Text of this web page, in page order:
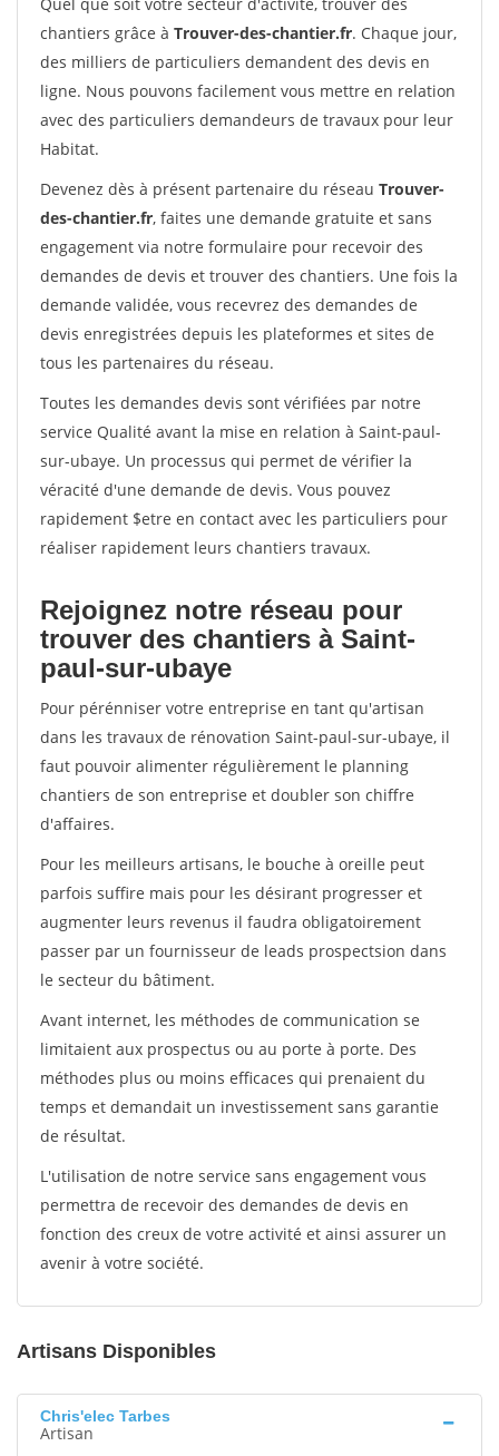
chantiers grâce à Trouver-des-chantier.fr. Chaque jour,
des milliers de particuliers demandent des devis en
ligne. Nous pouvons facilement vous mettre en relation
avec des particuliers demandeurs de travaux pour leur
Habitat.
Devenez dès à présent partenaire du réseau Trouver-
des-chantier.fr, faites une demande gratuite et sans
engagement via notre formulaire pour recevoir des
demandes de devis et trouver des chantiers. Une fois la
demande validée, vous recevrez des demandes de
devis enregistrées depuis les plateformes et sites de
tous les partenaires du réseau.
Toutes les demandes devis sont vérifiées par notre
service Qualité avant la mise en relation à Saint-paul-
sur-ubaye. Un processus qui permet de vérifier la
véracité d'une demande de devis. Vous pouvez
rapidement $etre en contact avec les particuliers pour
réaliser rapidement leurs chantiers travaux.
Rejoignez notre réseau pour
trouver des chantiers à Saint-
paul-sur-ubaye
Pour pérénniser votre entreprise en tant qu'artisan
dans les travaux de rénovation Saint-paul-sur-ubaye, il
faut pouvoir alimenter régulièrement le planning
chantiers de son entreprise et doubler son chiffre
d'affaires.
Pour les meilleurs artisans, le bouche à oreille peut
parfois suffire mais pour les désirant progresser et
augmenter leurs revenus il faudra obligatoirement
passer par un fournisseur de leads prospectsion dans
le secteur du bâtiment.
Avant internet, les méthodes de communication se
limitaient aux prospectus ou au porte à porte. Des
méthodes plus ou moins efficaces qui prenaient du
temps et demandait un investissement sans garantie
de résultat.
L'utilisation de notre service sans engagement vous
permettra de recevoir des demandes de devis en
fonction des creux de votre activité et ainsi assurer un
avenir à votre société.
Artisans Disponibles
Chris'elec Tarbes
Artisan